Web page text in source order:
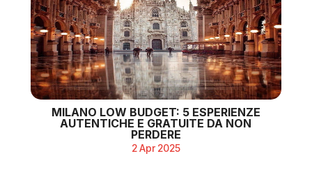
MILANO LOW BUDGET: 5 ESPERIENZE
AUTENTICHE E GRATUITE DA NON
PERDERE
2 Apr 2025